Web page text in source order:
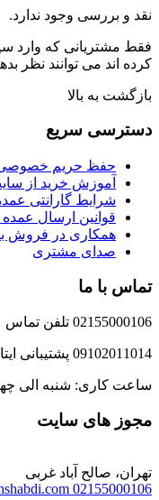
وجود ندارد.
که وارد سیستم
می توانند نظر بدهند.
بالا
سریع
حریم خصوصی
خرید از سایت
گارانتی عمده
ارسال عمده فروشی
در فروش با
مشتری
ما
تماس
ایتا
شنبه الی چهارشنبه 9:30 الی 17
سایت
آباد غربی